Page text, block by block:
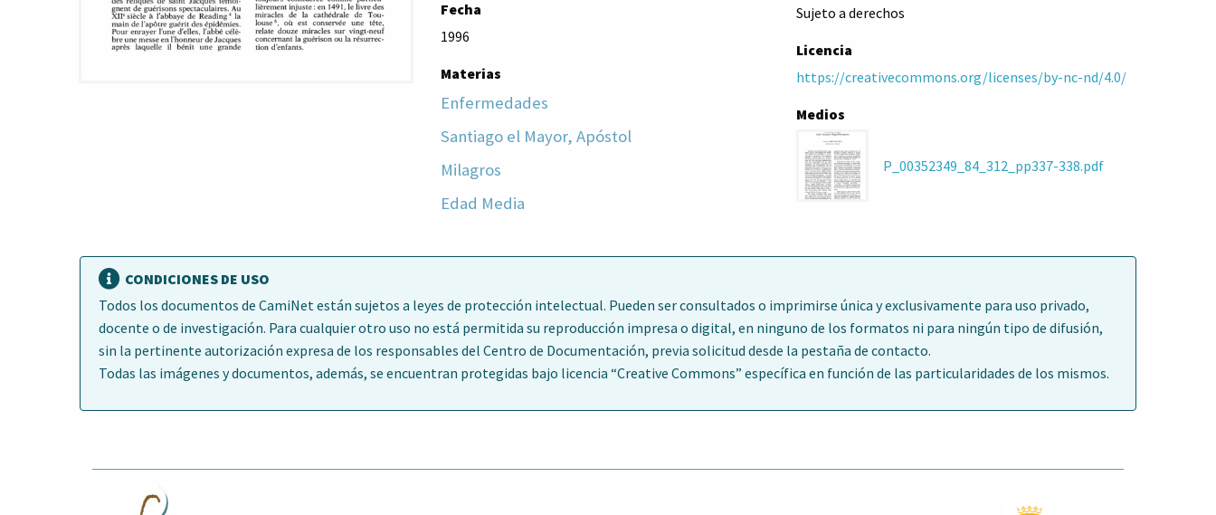
Fecha
1996
Materias
Enfermedades
Santiago el Mayor, Apóstol
Milagros
Edad Media
Sujeto a derechos
Licencia
https://creativecommons.org/licenses/by-nc-nd/4.0/
Medios
P_00352349_84_312_pp337-338.pdf
CONDICIONES DE USO
Todos los documentos de CamiNet están sujetos a leyes de protección intelectual. Pueden ser consultados o imprimirse única y exclusivamente para uso privado,
docente o de investigación. Para cualquier otro uso no está permitida su reproducción impresa o digital, en ninguno de los formatos ni para ningún tipo de difusión,
sin la pertinente autorización expresa de los responsables del Centro de Documentación, previa solicitud desde la pestaña de contacto.
Todas las imágenes y documentos, además, se encuentran protegidas bajo licencia “Creative Commons” específica en función de las particularidades de los mismos.